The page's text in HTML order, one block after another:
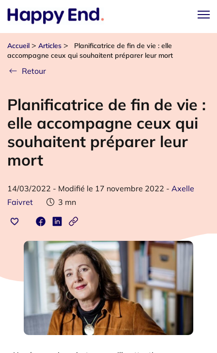
Accueil > Articles >
Planificatrice de fin de vie : elle
accompagne ceux qui souhaitent préparer leur mort
Retour
Planificatrice de fin de vie :
elle accompagne ceux qui
souhaitent préparer leur
mort
14/03/2022 - Modifié le 17 novembre 2022 - Axelle
Faivret
3 mn